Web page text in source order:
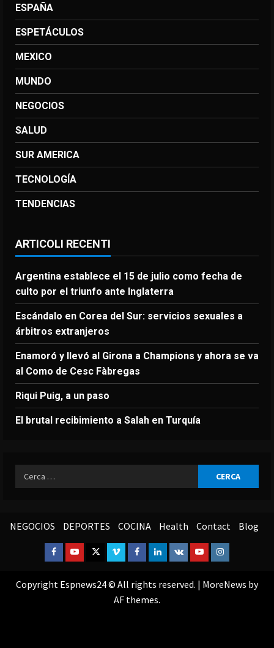
ESPAÑA
ESPETÁCULOS
MEXICO
MUNDO
NEGOCIOS
SALUD
SUR AMERICA
TECNOLOGÍA
TENDENCIAS
ARTICOLI RECENTI
Argentina establece el 15 de julio como fecha de
culto por el triunfo ante Inglaterra
Escándalo en Corea del Sur: servicios sexuales a
árbitros extranjeros
Enamoró y llevó al Girona a Champions y ahora se va
al Como de Cesc Fàbregas
Riqui Puig, a un paso
El brutal recibimiento a Salah en Turquía
Ricerca
per:
NEGOCIOS DEPORTES COCINA Health Contact Blog
Facebook
YoutubeTwitterVimeoFacebook
Linkedin
VK YoutubeInstagram
Copyright Espnews24 © All rights reserved. | MoreNews by
AF themes.